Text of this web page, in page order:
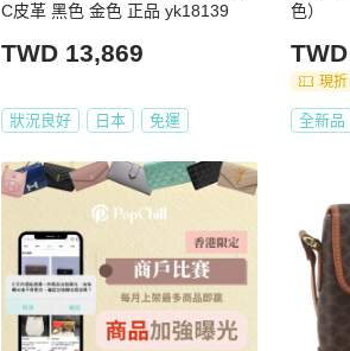
C皮革 黑色 金色 正品 yk18139
TWD 13,869
狀況良好 日本 免運
色）
現
全新品